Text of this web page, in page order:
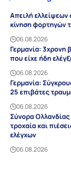
Απειλή ελλείψεων
κίνηση φορτηγών
06.08.2026
Γερμανία: 3χρονη
που είχε ήδη
06.08.2026
Γερμανία:
25 επιβάτες
06.08.2026
Σύνορα
τροχαία και
ελέγχων
06.08.2026